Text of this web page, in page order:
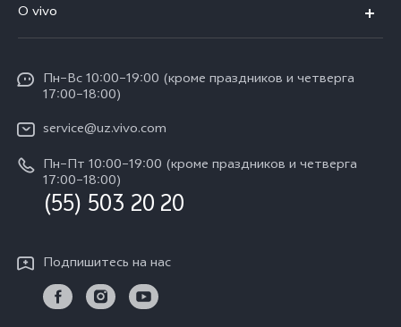
Y29
Funtouch OS
Сервисные центры
IMEI аутентификация
Запрос стоимости запчастей
Обновление системы
Инструкции по гарантии vivo
O vivo
Пресс Центр
Карьера в vivo
Юридическая информация
О нас
Стабильность
Пн–Вс 10:00–19:00 (кроме праздников и четверга
17:00–18:00)
service@uz.vivo.com
Пн–Пт 10:00–19:00 (кроме праздников и четверга
17:00–18:00)
(55) 503 20 20
Подпишитесь на нас